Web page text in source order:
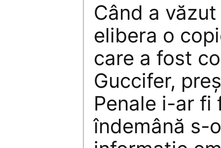
Când a
elibera o
care a fost
Guccifer,
Penale i-ar
îndemână s-